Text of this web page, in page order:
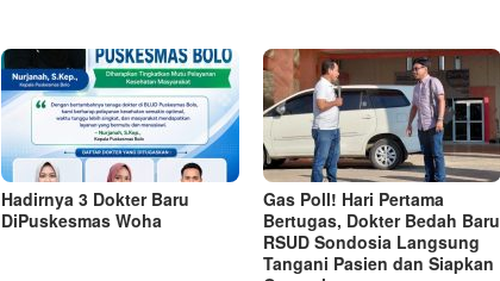
Hadirnya 3 Dokter Baru
DiPuskesmas Woha
Gas Poll! Hari Pertama
Bertugas, Dokter Bedah Baru
RSUD Sondosia Langsung
Tangani Pasien dan Siapkan